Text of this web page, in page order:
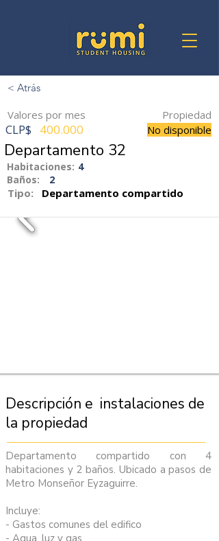
< Atrás
Valores por mes
CLP$ 400.000
Propiedad
No disponible
Departamento 32
Habitaciones: 4
Baños:
2
Tipo: Departamento compartido
Descripción e instalaciones de
la propiedad
Departamento compartido con 4
habitaciones y 2 baños. Ubicado a pasos de
Metro Monseñor Eyzaguirre.
Incluye:
- Gastos comunes del edifico
- Agua, luz y gas